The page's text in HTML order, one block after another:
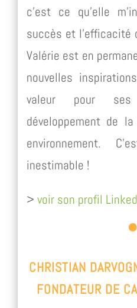
c’est ce qu’elle
succès et l’efficacité
Valérie est en
nouvelles
valeur pour
développement de
environnement.
inestimable !
> voir son profil
CHRISTIAN
FONDATEUR DE